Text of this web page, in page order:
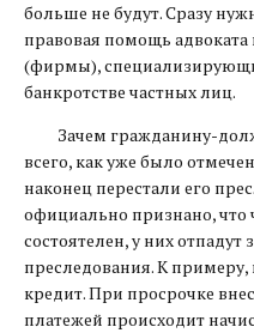
больше не будут. Сразу
правовая помощь
(фирмы),
банкротстве частных лиц.
Зачем гражданину-
всего, как уже было
наконец перестали его
официально признано, что
состоятелен, у них
преследования. К
кредит. При просрочке
платежей происходит